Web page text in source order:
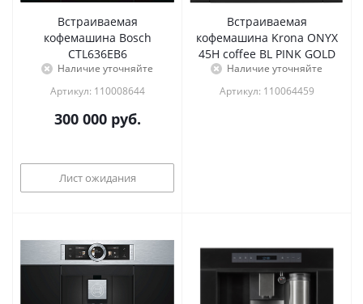
Встраиваемая
кофемашина Bosch
CTL636EB6
Наличие уточняйте
Артикул: 110008644
300 000руб.
Лист ожидания
Встраиваемая
кофемашина Krona ONYX
45H coffee BL PINK GOLD
Наличие уточняйте
Артикул: 110064459